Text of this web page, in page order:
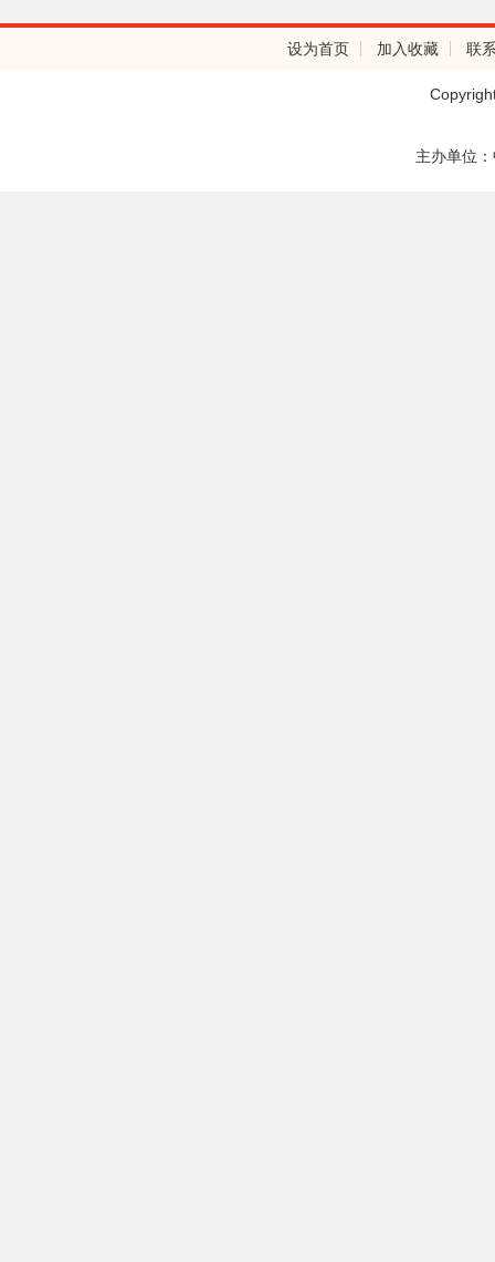
设为首页 加入收藏 联
主办单位